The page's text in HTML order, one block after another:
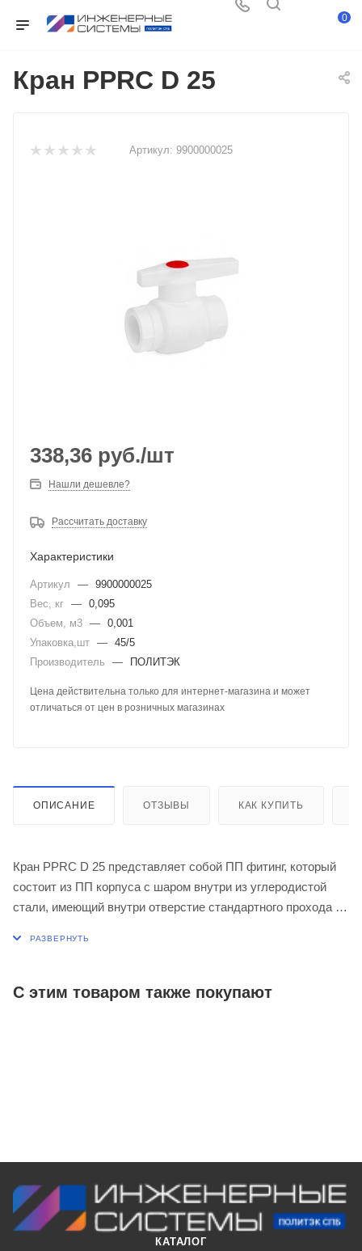
0
Кран PPRC D 25
Артикул: 9900000025
338,36 руб./шт
Нашли дешевле?
Рассчитать доставку
Характеристики
Артикул — 9900000025
Вес, кг — 0,095
Объем, м3 — 0,001
Упаковка,шт — 45/5
Производитель
— ПОЛИТЭК
Цена действительна только для интернет-магазина и может
отличаться от цен в розничных магазинах
ОПИСАНИЕ ОТЗЫВЫ КАК КУПИТЬ
Кран PPRC D 25 представляет собой ПП фитинг, который
состоит из ПП корпуса с шаром внутри из углеродистой
стали, имеющий внутри отверстие стандартного прохода и
транспортируемой среды по полипропиленовым трубам,
С этим товаром также покупают
КАТАЛОГ